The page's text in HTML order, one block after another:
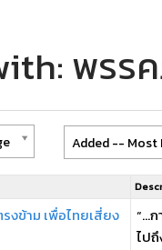
พรร
Added -- Most
ข้าม เพื่อไทยเสี่ยง
“...
ไป